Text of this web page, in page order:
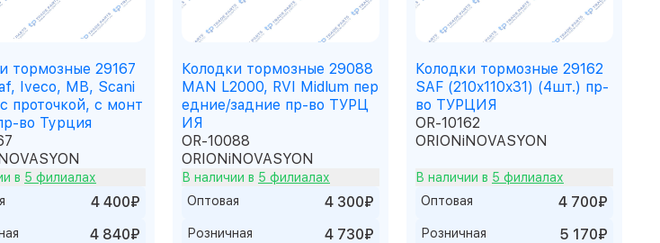
тормозные 29167
Iveco, MB, Scani
проточкой, c монт
во Турция
В наличии в 5 филиалах
4 400₽
4 840₽
Колодки тормозные 29088
MAN L2000, RVI Midlum пер
едние/задние пр-во ТУРЦ
ИЯ
OR-10088
ORIONiNOVASYON
В наличии в 5 филиалах
Оптовая
4 300₽
Розничная 4 730₽
Колодки тормозные 29162
SAF (210x110x31) (4шт.) пр-
во ТУРЦИЯ
OR-10162
ORIONiNOVASYON
В наличии в 5 филиалах
Оптовая
4 700₽
Розничная 5 170₽